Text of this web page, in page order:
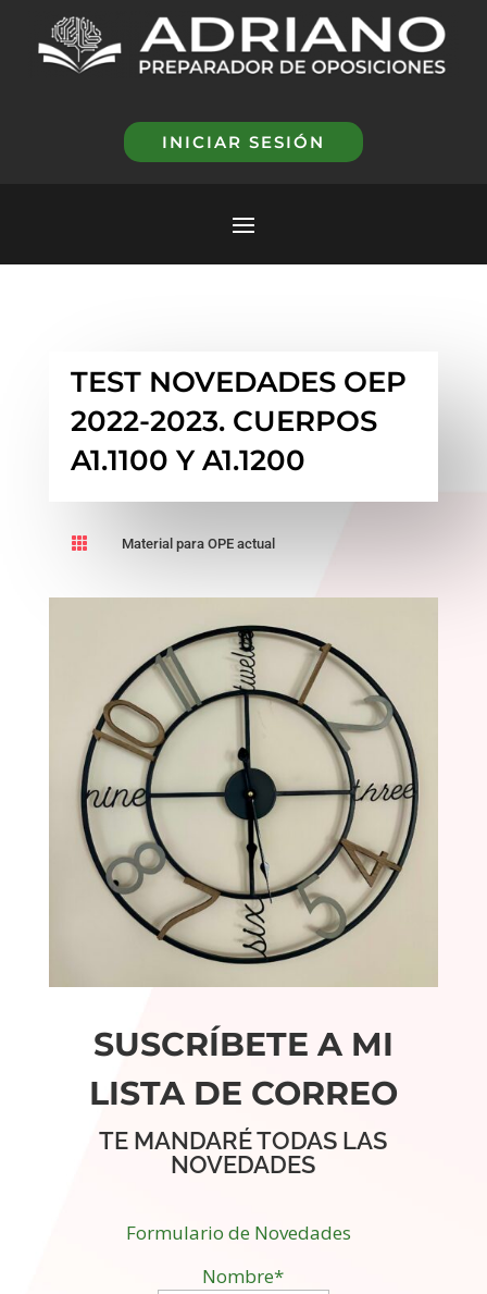
INICIAR SESIÓN
TEST NOVEDADES OEP
2022-2023. CUERPOS
A1.1100 Y A1.1200
 Material para OPE actual
SUSCRÍBETE A MI
LISTA DE CORREO
TE MANDARÉ TODAS LAS
NOVEDADES
Formulario de Novedades
Nombre*